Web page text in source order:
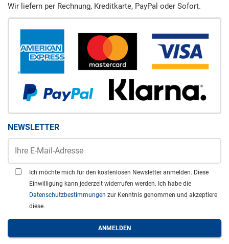
Wir liefern per Rechnung, Kreditkarte, PayPal oder Sofort.
NEWSLETTER
Ich möchte mich für den kostenlosen Newsletter anmelden. Diese
Einwilligung kann jederzeit widerrufen werden. Ich habe die
Datenschutzbestimmungen zur Kenntnis genommen und akzeptiere
diese.